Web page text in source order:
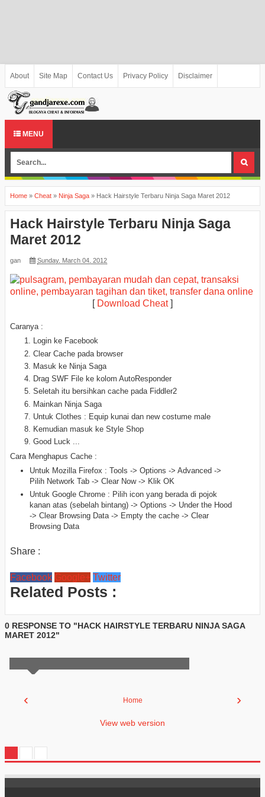
About Site Map Contact Us Privacy Policy Disclaimer
MENU
Home » Cheat » Ninja Saga » Hack Hairstyle Terbaru Ninja Saga Maret 2012
Hack Hairstyle Terbaru Ninja Saga
Maret 2012
gan Sunday, March 04, 2012
[ Download Cheat]
Caranya :
Login ke Facebook
Clear Cache pada browser
Masuk ke Ninja Saga
Drag SWF File ke kolom AutoResponder
Seletah itu bersihkan cache pada Fiddler2
Mainkan Ninja Saga
Untuk Clothes : Equip kunai dan new costume male
Kemudian masuk ke Style Shop
Good Luck ...
Cara Menghapus Cache :
Untuk Mozilla Firefox : Tools -> Options -> Advanced ->
Pilih Network Tab -> Clear Now -> Klik OK
Untuk Google Chrome : Pilih icon yang berada di pojok
kanan atas (sebelah bintang) -> Options -> Under the Hood
-> Clear Browsing Data -> Empty the cache -> Clear
Browsing Data
Share :
Facebook Google+ Twitter
Related Posts :
0 RESPONSE TO "HACK HAIRSTYLE TERBARU NINJA SAGA
MARET 2012"
‹ ›
Home
View web version